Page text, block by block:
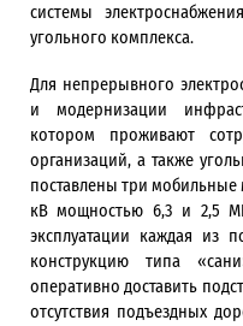
системы
угольного комплекса.
Для непрерывного
и модернизации
котором проживают
организаций, а также
поставлены три
кВ мощностью 6,3 и 2,5
эксплуатации каждая из
конструкцию типа
оперативно доставить
отсутствия подъездных